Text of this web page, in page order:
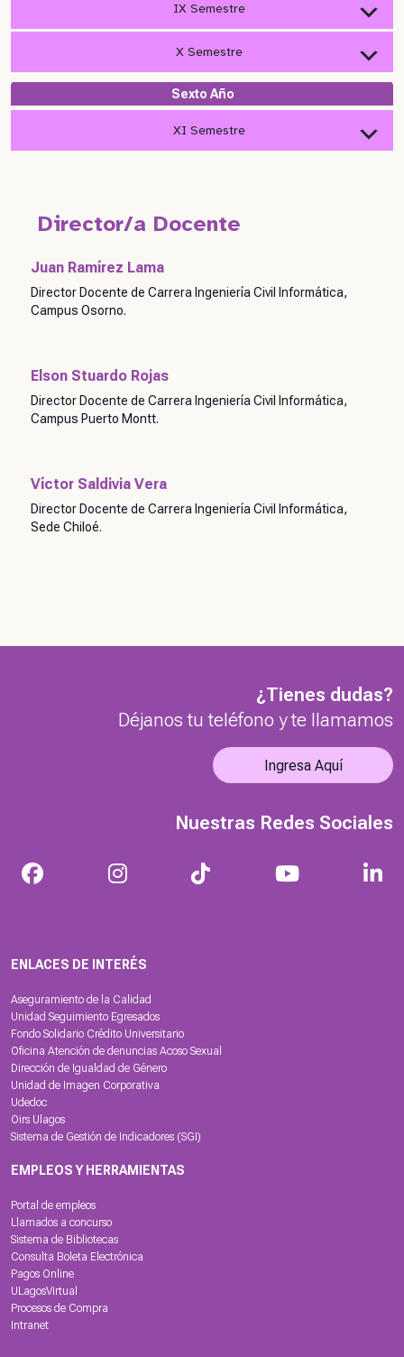
IX Semestre
X Semestre
Sexto Año
XI Semestre
Director/a Docente
Juan Ramírez Lama
Director Docente de Carrera Ingeniería Civil Informática,
Campus Osorno.
Elson Stuardo Rojas
Director Docente de Carrera Ingeniería Civil Informática,
Campus Puerto Montt.
Víctor Saldivia Vera
Director Docente de Carrera Ingeniería Civil Informática,
Sede Chiloé.
ENLACES DE INTERÉS
Aseguramiento de la Calidad
Unidad Seguimiento Egresados
Fondo Solidario Crédito Universitario
Oficina Atención de denuncias Acoso Sexual
Dirección de Igualdad de Género
Unidad de Imagen Corporativa
Udedoc
Oirs Ulagos
Sistema de Gestión de Indicadores (SGI)
EMPLEOS Y HERRAMIENTAS
Portal de empleos
Llamados a concurso
Sistema de Bibliotecas
Consulta Boleta Electrónica
Pagos Online
ULagosVirtual
Procesos de Compra
Intranet
¿Tienes dudas?
Déjanos tu teléfono y te llamamos
Ingresa Aquí
Nuestras Redes Sociales